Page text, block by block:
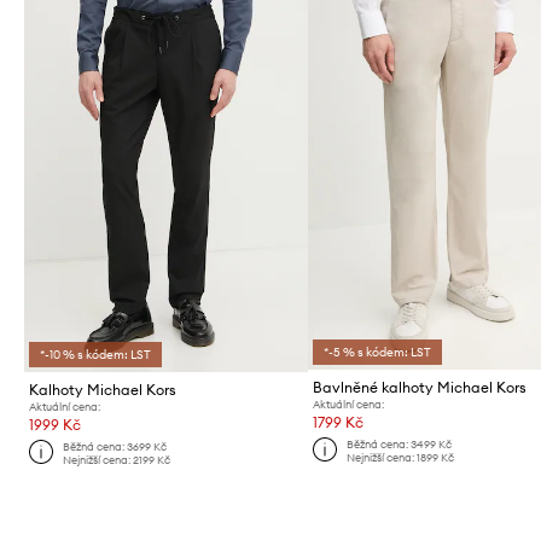
*-10 % s kódem: LST
Kalhoty Michael Kors
Aktuální cena:
1999 Kč
Běžná cena:3699 Kč
Nejnižší cena:2199 Kč
*-5 % s kódem: LST
Bavlněné kalhoty Michael Kors
Aktuální cena:
1799 Kč
Běžná cena: 3499 Kč
Nejnižší cena: 1899 Kč